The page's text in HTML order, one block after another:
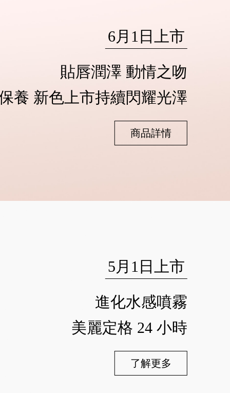
6月1日上市
貼唇潤澤 動情之吻
養 新色上市持續閃耀光澤
商品詳情
5月1日上市
進化水感噴霧
美麗定格 24 小時
了解更多